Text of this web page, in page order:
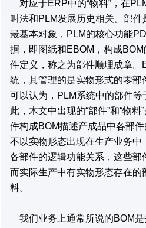
对应于ERP中的“物料”，在
叫法和PLM发展历史相关。部
最基本对象，PLM的核心功能
据，即图纸和EBOM，构成
件定义，称之为部件顺理成章。
统，其管理的是实物形式的零部
可以认为，PLM系统中的部件等
此，木文中出现的“部件”和“物
件构成BOM描述产成品中各部
不以实物形态出现在生产业务中
各部件的逻辑功能关系，这些部
而实际生产中有实物形态存在的
料。
我们业务上通常所说的BOM是